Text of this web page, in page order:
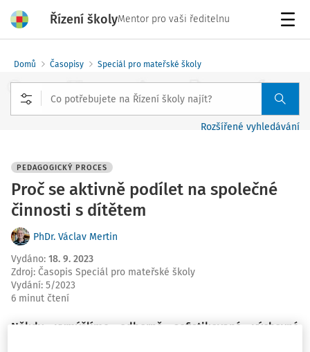
Řízení školyMentor pro vaši ředitelnu
Domů Časopisy Speciál pro mateřské školy
Rozšířené vyhledávání
PEDAGOGICKÝ PROCES
Proč se aktivně podílet na společné
činnosti s dítětem
PhDr. Václav Mertin
Vydáno: 18. 9. 2023
Zdroj: Časopis Speciál pro mateřské školy
Vydání: 5/2023
6 minut čtení
Někdy vymýšlíme odborně sofistikované výchovné